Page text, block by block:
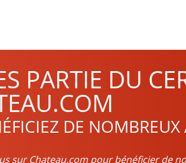
PARTIE DU
DE NOMBREUX
sur Chateau.com pour bénéficier de